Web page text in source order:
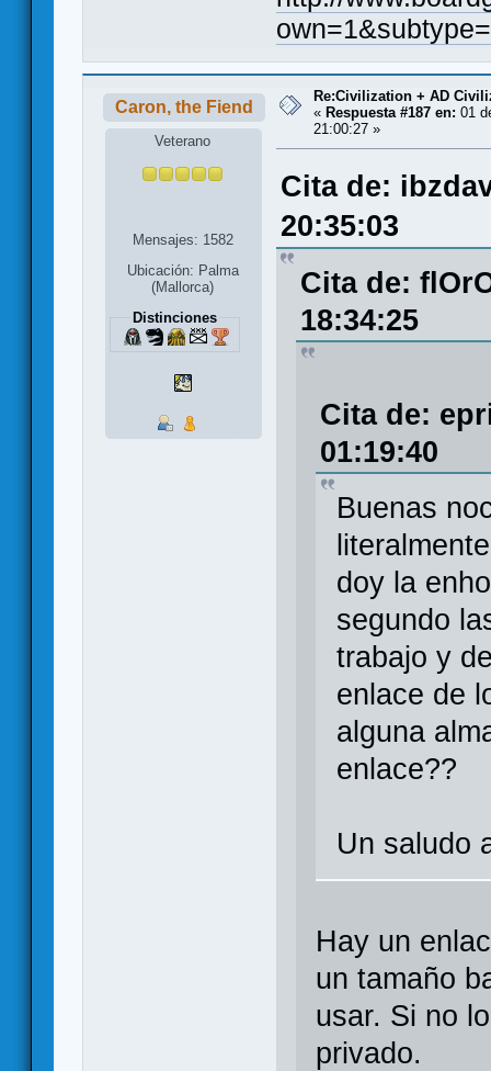
Caron, the Fiend
Veterano
Mensajes: 1582
Ubicación: Palma
(Mallorca)
Distinciones
Re:Civilization + AD
« Respuesta #187 en: 01
21:00:27 »
Cita de:
20:35:03
Cita de:
18:34:25
Cita de:
01:19:40
Buenas
doy la
segundo
trabajo y
enlace de
alguna
enlace??
Un saludo
Hay un
un tamaño
usar. Si no
privado.